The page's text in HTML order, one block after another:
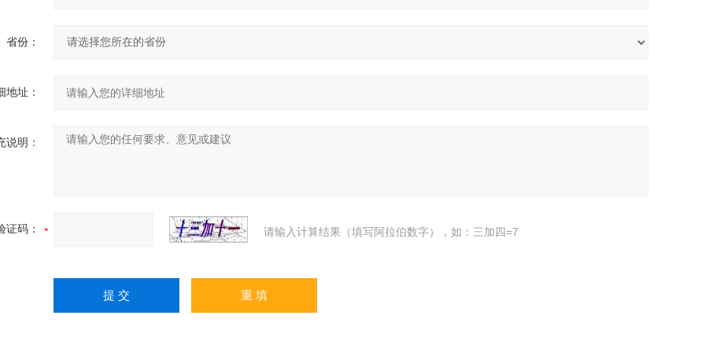
省份：
地址：
说明：
证码： 请输入计算结果（填写阿拉伯数字），如：三加四=7